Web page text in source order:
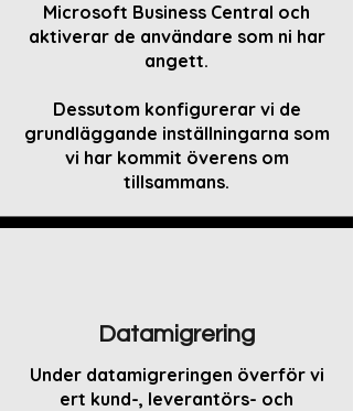
Microsoft Business Central och
aktiverar de användare som ni har
angett.
Dessutom konfigurerar vi de
grundläggande inställningarna som
vi har kommit överens om
tillsammans.
Datamigrering
Under datamigreringen överför vi
ert kund-, leverantörs- och